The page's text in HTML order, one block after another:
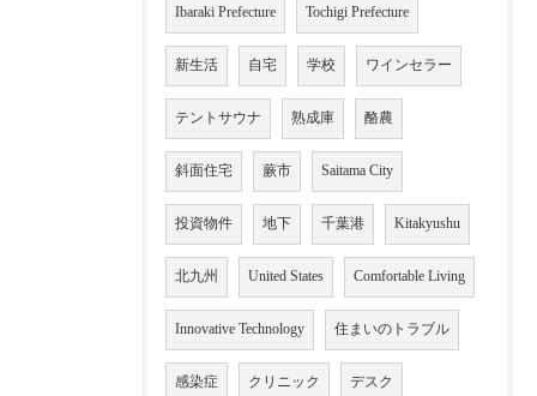
Ibaraki Prefecture Tochigi Prefecture
新生活 自宅 学校 ワインセラー
テントサウナ 熟成庫 酪農
斜面住宅 蕨市 Saitama City
投資物件 地下 千葉港 Kitakyushu
北九州 United States Comfortable Living
Innovative Technology 住まいのトラブル
感染症 クリニック デスク